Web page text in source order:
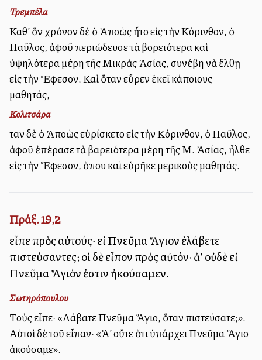
Τρεμπέλα
Καθ’ ὃν χρόνον δὲ ὁ Ἀπολλὼς ἦτο εἰς τὴν Κόρινθον, ὁ
Παῦλος, ἀφοῦ περιώδευσε τὰ βορειότερα καὶ
ὑψηλότερα μέρη τῆς Μικρὰς Ἀσίας, συνέβη νὰ ἔλθῃ
εἰς τὴν Ἔφεσον. Καὶ ὅταν εὗρεν ἐκεῖ κάποιους
μαθητάς,
Κολιτσάρα
Ὅταν δὲ ὁ Ἀπολλὼς εὑρίσκετο εἰς τὴν Κόρινθον, ὁ Παῦλος,
ἀφοῦ ἐπέρασε τὰ βαρειότερα μέρη τῆς Μ. Ἀσίας, ἦλθε
εἰς τὴν Ἔφεσον, ὅπου καὶ εὑρῆκε μερικοὺς μαθητάς.
Πράξ. 19,2
εἶπε πρὸς αὐτούς· εἰ Πνεῦμα Ἅγιον ἐλάβετε
πιστεύσαντες; οἱ δὲ εἶπον πρὸς αὐτόν· ἀλλ’ οὐδὲ εἰ
Πνεῦμα Ἅγιόν ἐστιν ἠκούσαμεν.
Σωτηρόπουλου
Τοὺς εἶπε· «Λάβατε Πνεῦμα Ἅγιο, ὅταν πιστεύσατε;».
Αὐτοὶ δὲ τοῦ εἶπαν· «Ἀλλ’ οὔτε ὅτι ὑπάρχει Πνεῦμα Ἅγιο
ἀκούσαμε».